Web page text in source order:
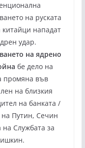
на руската
нападат
удар.
на ядрено
бе дело на
промяна във
на близкия
на банката /
на Путин, Сечин
Службата за